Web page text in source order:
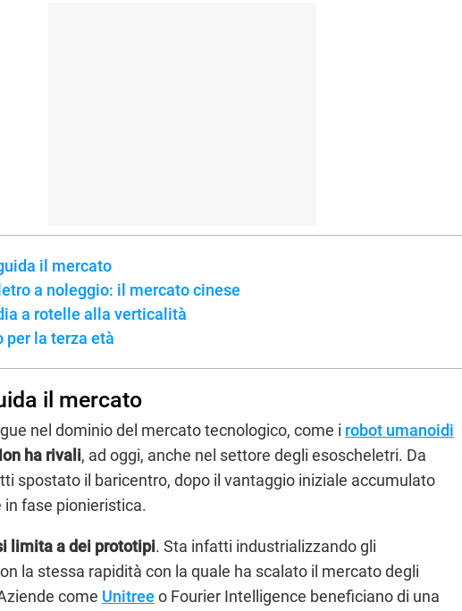
il mercato
a noleggio: il mercato cinese
a rotelle alla verticalità
per la terza età
il mercato
nel dominio del mercato tecnologico, come i robot umanoidi
ha rivali, ad oggi, anche nel settore degli esoscheletri. Da
spostato il baricentro, dopo il vantaggio iniziale accumulato
in fase pionieristica.
limita a dei prototipi. Sta infatti industrializzando gli
la stessa rapidità con la quale ha scalato il mercato degli
come Unitree o Fourier Intelligence beneficiano di una